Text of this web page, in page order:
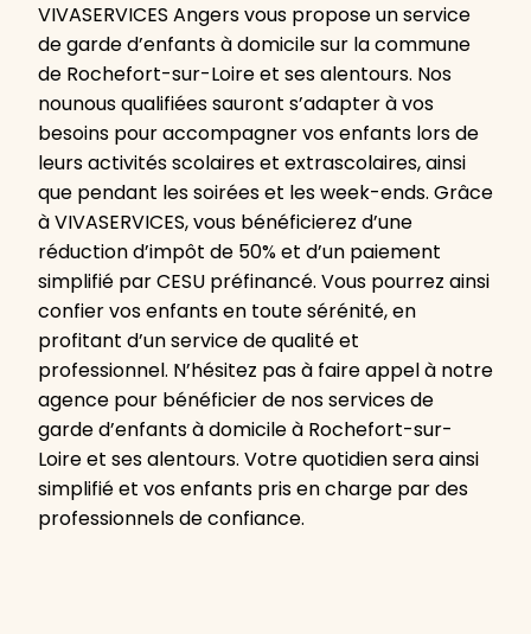
VIVASERVICES Angers vous propose un service
de garde d’enfants à domicile sur la commune
de Rochefort-sur-Loire et ses alentours. Nos
nounous qualifiées sauront s’adapter à vos
besoins pour accompagner vos enfants lors de
leurs activités scolaires et extrascolaires, ainsi
que pendant les soirées et les week-ends. Grâce
à VIVASERVICES, vous bénéficierez d’une
réduction d’impôt de 50% et d’un paiement
simplifié par CESU préfinancé. Vous pourrez ainsi
confier vos enfants en toute sérénité, en
profitant d’un service de qualité et
professionnel. N’hésitez pas à faire appel à notre
agence pour bénéficier de nos services de
garde d’enfants à domicile à Rochefort-sur-
Loire et ses alentours. Votre quotidien sera ainsi
simplifié et vos enfants pris en charge par des
professionnels de confiance.